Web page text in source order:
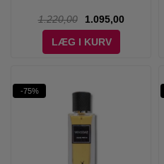
1.220,00
1.095,00
LÆG I KURV
-75%